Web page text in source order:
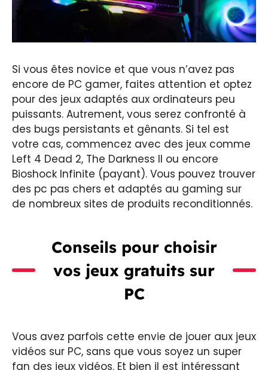
Si vous êtes novice et que vous n’avez pas
encore de PC gamer, faites attention et optez
pour des jeux adaptés aux ordinateurs peu
puissants. Autrement, vous serez confronté à
des bugs persistants et gênants. Si tel est
votre cas, commencez avec des jeux comme
Left 4 Dead 2, The Darkness II ou encore
Bioshock Infinite (payant). Vous pouvez trouver
des pc pas chers et adaptés au gaming sur
de nombreux sites de produits reconditionnés.
Conseils pour choisir
vos jeux gratuits sur
PC
Vous avez parfois cette envie de jouer aux jeux
vidéos sur PC, sans que vous soyez un super
fan des jeux vidéos. Et bien il est intéressant